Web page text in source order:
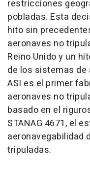
restricciones
pobladas. Esta
hito sin
aeronaves no
Reino Unido y un
de los sistemas de
ASI es el primer
aeronaves no
basado en el
STANAG 4671, el
aeronavegabilidad
tripuladas.